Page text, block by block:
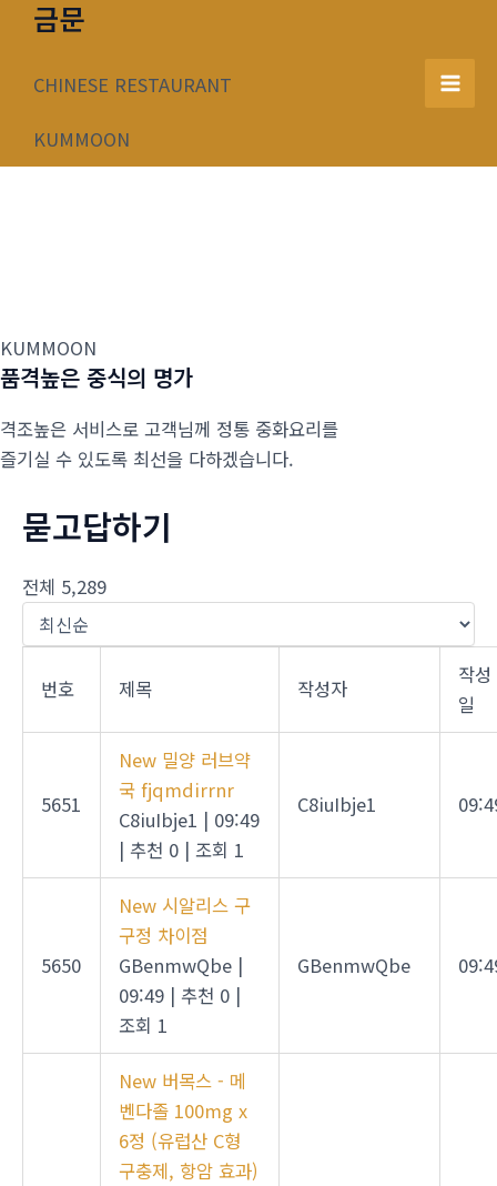
너
금문
CHINESE RESTAURANT
KUMMOON
Main
KUMMOON
품격높은 중식의 명가
격조높은 서비스로 고객님께 정통 중화요리를
즐기실 수 있도록 최선을 다하겠습니다.
묻고답하기
전체 5,289
번호 제목 작성자
작성
일
5651
New 밀양 러브약
국 fjqmdirrnr
C8iuIbje1 | 09:49
| 추천 0 | 조회 1
C8iuIbje1
5650
New 시알리스 구
구정 차이점
GBenmwQbe |
09:49 | 추천 0 |
조회 1
GBenmwQbe
New 버목스 - 메
벤다졸 100mg x
6정 (유럽산 C형
구충제, 항암 효과)